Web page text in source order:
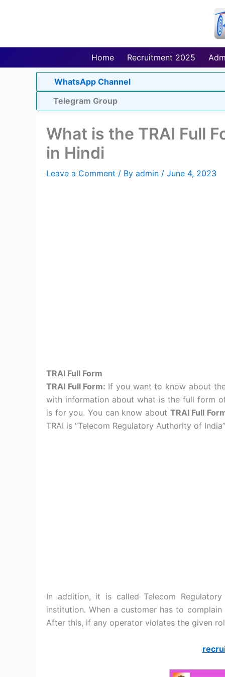
Home Recruitment 2025
WhatsApp Channel
Telegram Group
What is the TRAI Full
in Hindi
Leave a Comment / By admin / June 4, 2023
TRAI Full Form
TRAI Full Form: If you want to know about
with information about what is the full form
is for you. You can know about TRAI Full
TRAI is “Telecom Regulatory Authority of
In addition, it is called Telecom
institution. When a customer has to
After this, if any operator violates the given